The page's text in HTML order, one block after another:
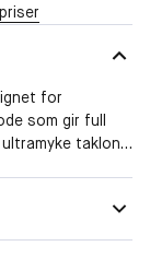
for
som gir full
taklon-
Concealer
større hode